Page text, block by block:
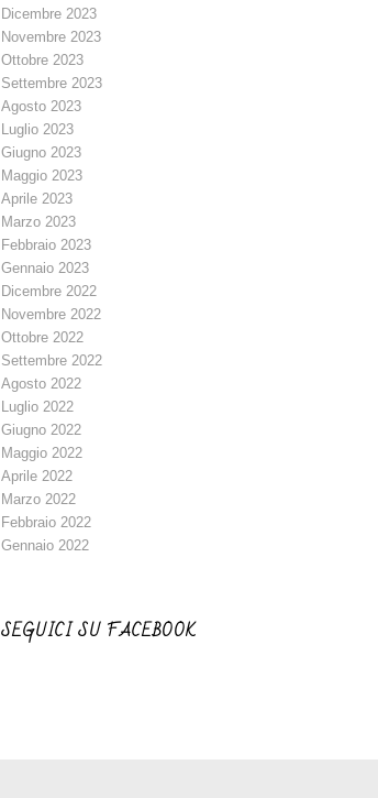
Dicembre 2023
Novembre 2023
Ottobre 2023
Settembre 2023
Agosto 2023
Luglio 2023
Giugno 2023
Maggio 2023
Aprile 2023
Marzo 2023
Febbraio 2023
Gennaio 2023
Dicembre 2022
Novembre 2022
Ottobre 2022
Settembre 2022
Agosto 2022
Luglio 2022
Giugno 2022
Maggio 2022
Aprile 2022
Marzo 2022
Febbraio 2022
Gennaio 2022
SEGUICI SU FACEBOOK